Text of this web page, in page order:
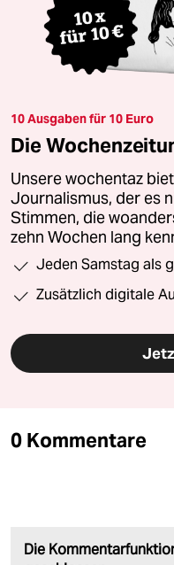
10 Ausgaben für 10 Euro
Die
Unsere wochentaz
Journalismus, der es
Stimmen, die
zehn Wochen lang
Jeden Samstag als
Zusätzlich digitale
0 Kommentare
Die